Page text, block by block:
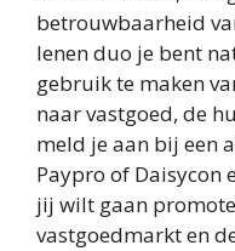
betrouwbaarheid
lenen duo je bent
gebruik te maken
naar vastgoed, de
meld je aan bij een
Paypro of Daisycon
jij wilt gaan
vastgoedmarkt en